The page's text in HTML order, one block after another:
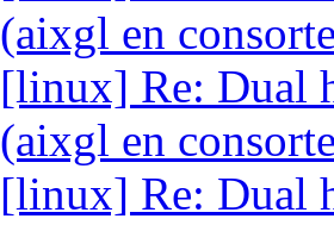
(aixgl en
[linux] Re: Dual
(aixgl en
[linux] Re: Dual